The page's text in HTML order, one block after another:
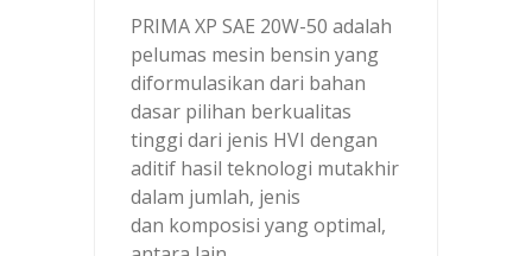
PRIMA XP SAE 20W-50 adalah
pelumas mesin bensin yang
diformulasikan dari bahan
dasar pilihan berkualitas
tinggi dari jenis HVI dengan
aditif hasil teknologi mutakhir
dalam jumlah, jenis
dan komposisi yang optimal,